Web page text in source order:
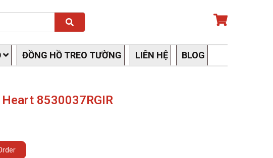
Search
ĐỒNG HỒ TREO TƯỜNG LIÊN HỆ BLOG
Heart 8530037RGIR